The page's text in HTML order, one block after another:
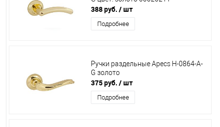
388 руб. / шт
Подробнее
Ручки раздельные Apecs H-0864-А-
G золото
375 руб. / шт
Подробнее